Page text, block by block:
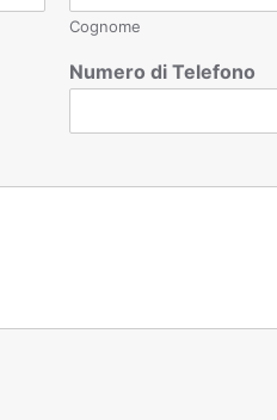
Cognome
Numero di Telefono